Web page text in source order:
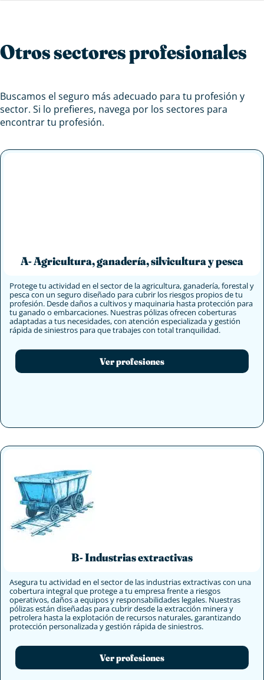
Otros sectores profesionales
Buscamos el seguro más adecuado para tu profesión y
sector. Si lo prefieres, navega por los sectores para
encontrar tu profesión.
A- Agricultura, ganadería, silvicultura y pesca
Protege tu actividad en el sector de la agricultura, ganadería, forestal y
pesca con un seguro diseñado para cubrir los riesgos propios de tu
profesión. Desde daños a cultivos y maquinaria hasta protección para
tu ganado o embarcaciones. Nuestras pólizas ofrecen coberturas
adaptadas a tus necesidades, con atención especializada y gestión
rápida de siniestros para que trabajes con total tranquilidad.
Ver profesiones
B- Industrias extractivas
Asegura tu actividad en el sector de las industrias extractivas con una
cobertura integral que protege a tu empresa frente a riesgos
operativos, daños a equipos y responsabilidades legales. Nuestras
pólizas están diseñadas para cubrir desde la extracción minera y
petrolera hasta la explotación de recursos naturales, garantizando
protección personalizada y gestión rápida de siniestros.
Ver profesiones